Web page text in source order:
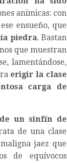
anímicas: con
ensueño, que
piedra. Bastan
que muestran
lamentándose,
erigir la clase
carga de
un sinfín de
de una clase
jaez que
de equívocos